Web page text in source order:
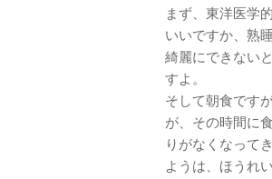
まず、東洋医学
いいですか、熟
綺麗にできない
すよ。
そして朝食です
が、その時間に
りがなくなって
ようは、ほうれ